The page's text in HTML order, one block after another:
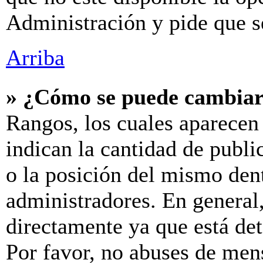
Administración y pide que
Arriba
» ¿Cómo se puede
Rangos, los cuales
indican la cantidad de
o la posición del mismo
administradores. En
directamente ya que está
Por favor, no abuses de